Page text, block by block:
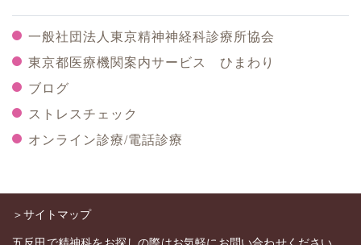
一般社団法人東京精神神経科診療所協会
東京都医療機関案内サービス ひまわり
ブログ
ストレスチェック
オンライン診療/電話診療
＞サイトマップ